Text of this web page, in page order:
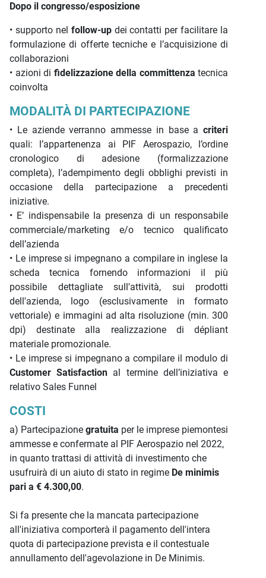
Dopo il congresso/esposizione
• supporto nel follow-updei contatti per facilitare la
formulazione di offerte tecniche e l’acquisizione di
collaborazioni
• azioni di fidelizzazione della committenza tecnica
coinvolta
MODALITÀ DI PARTECIPAZIONE
• Le aziende verranno ammesse in base a criteri
quali: l’appartenenza ai PIF Aerospazio, l’ordine
cronologico di adesione (formalizzazione
completa), l’adempimento degli obblighi previsti in
occasione della partecipazione a precedenti
iniziative.
• E’ indispensabile la presenza di un responsabile
commerciale/marketing e/o tecnico qualificato
dell’azienda
• Le imprese si impegnano a compilare in inglese la
scheda tecnica fornendo informazioni il più
possibile dettagliate sull'attività, sui prodotti
dell'azienda, logo (esclusivamente in formato
vettoriale) e immagini ad alta risoluzione (min. 300
dpi) destinate alla realizzazione di dépliant
materiale promozionale.
• Le imprese si impegnano a compilare il modulo di
Customer Satisfaction al termine dell’iniziativa e
relativo Sales Funnel
COSTI
a) Partecipazione gratuita per le imprese piemontesi
ammesse e confermate al PIF Aerospazio nel 2022,
in quanto trattasi di attività di investimento che
usufruirà di un aiuto di stato in regime De minimis
pari a € 4.300,00.
Si fa presente che la mancata partecipazione
all'iniziativa comporterà il pagamento dell'intera
quota di partecipazione prevista e il contestuale
annullamento dell'agevolazione in De Minimis.